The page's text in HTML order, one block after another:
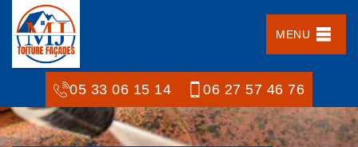
MENU
05 33 06 15 14 06 27 57 46 76